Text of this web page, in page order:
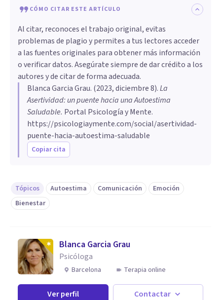
CÓMO CITAR ESTE ARTÍCULO
Al citar, reconoces el trabajo original, evitas
problemas de plagio y permites a tus lectores acceder
a las fuentes originales para obtener más información
o verificar datos. Asegúrate siempre de dar crédito a los
autores y de citar de forma adecuada.
Blanca Garcia Grau. (2023, diciembre 8).La
Asertividad: un puente hacia una Autoestima
Saludable. Portal Psicología y Mente.
https://psicologiaymente.com/social/asertividad-
puente-hacia-autoestima-saludable
Copiar cita
Tópicos Autoestima Comunicación
Emoción
Bienestar
Blanca Garcia Grau
Psicóloga
Barcelona Terapia online
Ver perfil Contactar